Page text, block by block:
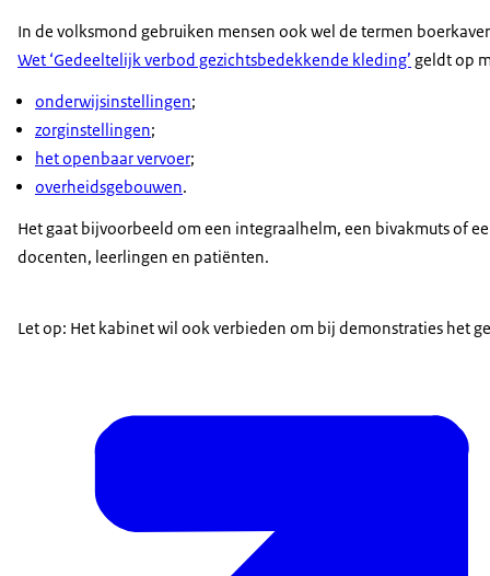
In de volksmond gebruiken mensen ook wel de termen
Wet ‘Gedeeltelijk verbod gezichtsbedekkende kleding’ geldt op
onderwijsinstellingen;
zorginstellingen;
het openbaar vervoer;
overheidsgebouwen.
Het gaat bijvoorbeeld om een integraalhelm, een bivakmuts of
docenten, leerlingen en patiënten.
Let op: Het kabinet wil ook verbieden om bij demonstraties het